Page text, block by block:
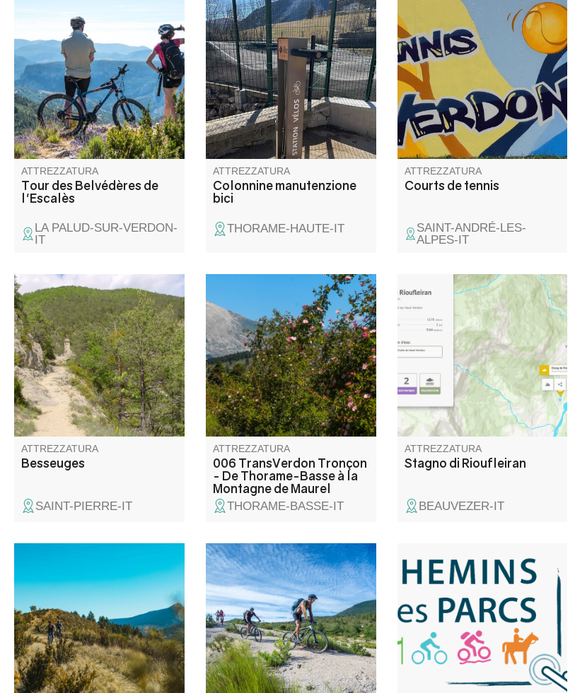
La salita si svolge lungo la
route des crêtes, con alcune
soste per ammirare i panorami
mozzafiato del Grand Canyon
dai belvedere di Escalès.
ATTREZZATURA
Tour des Belvédères de
l'Escalès
LA PALUD-SUR-VERDON-
IT
Stazione self-service dotata
degli strumenti essenziali per
effettuare piccole riparazioni e
gonfiare la bicicletta.
ATTREZZATURA
Colonnine manutenzione
bici
THORAME-HAUTE-IT
Il Club de Tennis du Verdon
(CTV) offre il noleggio di campi
da tennis a ore o a settimana.
ATTREZZATURA
Courts de tennis
SAINT-ANDRÉ-LES-
ALPES-IT
Il sentiero si affaccia e poi
attraversa il torrente
Besseuges, che segnava
l'antico confine tra la Provenza
e la Contea di Nizza, e si arriva
alla fine del mondo.
ATTREZZATURA
Besseuges
SAINT-PIERRE-IT
Questo tratto vi porta alle porte
del Parco naturale regionale
del Verdon, dopo una lunga e
costante salita fino alla cima
della Montagne de Maurel.
Cogliete l'occasione per
ammirare la ricchezza della
flora e della fauna che
popolano queste zone.
ATTREZZATURA
006 TransVerdon Tronçon
- De Thorame-Basse à la
Montagne de Maurel
THORAME-BASSE-IT
Gestito dall'AAPPMA dell'Haut
Verdon.
ATTREZZATURA
Stagno di Rioufleiran
BEAUVEZER-IT
Site de vol libre mondialement
reconnu, le sommet du Chalvet
(1613 m) offre un panorama à
couper le souffle sur le lac de
Castillon.
Dopo un inizio rurale lungo la
gola del Brusquet, questo
anello supera il Col de la Croix,
dove inizia una lunga salita
lungo la pista forestale di
Vénarelle, sotto i pini e poi
all'ombra di una magnifica
faggeta.
medio